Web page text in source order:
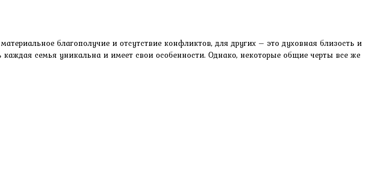
благополучие и отсутствие конфликтов, для других – это духовная близость и
семья уникальна и имеет свои особенности. Однако, некоторые общие черты все же